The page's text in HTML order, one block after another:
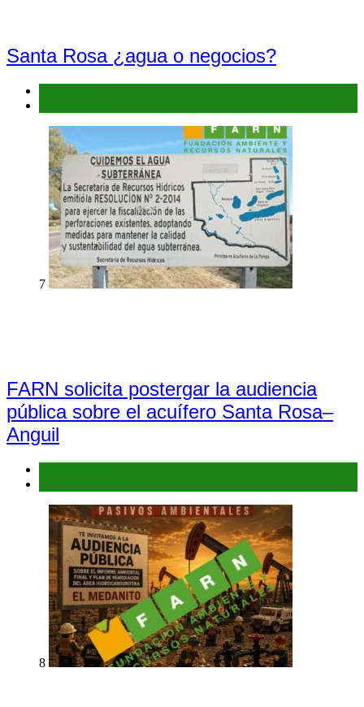
Santa Rosa ¿agua o negocios?
7
FARN solicita postergar la audiencia
pública sobre el acuífero Santa Rosa–
Anguil
8